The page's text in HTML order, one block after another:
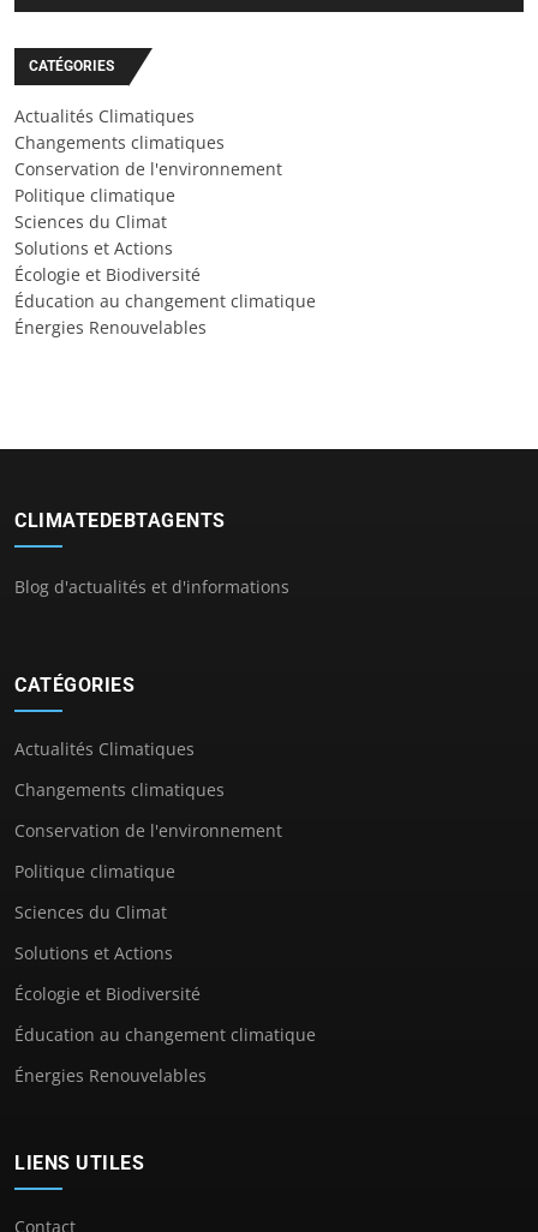
CATÉGORIES
Actualités Climatiques
Changements climatiques
Conservation de l'environnement
Politique climatique
Sciences du Climat
Solutions et Actions
Écologie et Biodiversité
Éducation au changement climatique
Énergies Renouvelables
CLIMATEDEBTAGENTS
Blog d'actualités et d'informations
CATÉGORIES
Actualités Climatiques
Changements climatiques
Conservation de l'environnement
Politique climatique
Sciences du Climat
Solutions et Actions
Écologie et Biodiversité
Éducation au changement climatique
Énergies Renouvelables
LIENS UTILES
Contact